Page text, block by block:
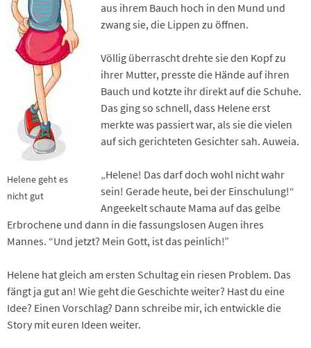
Helene geht es
nicht gut
aus ihrem Bauch hoch in den Mund und
zwang sie, die Lippen zu öffnen.
Völlig überrascht drehte sie den Kopf zu
ihrer Mutter, presste die Hände auf ihren
Bauch und kotzte ihr direkt auf die Schuhe.
Das ging so schnell, dass Helene erst
merkte was passiert war, als sie die vielen
auf sich gerichteten Gesichter sah. Auweia.
„Helene! Das darf doch wohl nicht wahr
sein! Gerade heute, bei der Einschulung!“
Angeekelt schaute Mama auf das gelbe
Erbrochene und dann in die fassungslosen Augen ihres
Mannes. “Und jetzt? Mein Gott, ist das peinlich!”
Helene hat gleich am ersten Schultag ein riesen Problem. Das
fängt ja gut an! Wie geht die Geschichte weiter? Hast du eine
Idee? Einen Vorschlag? Dann schreibe mir, ich entwickle die
Story mit euren Ideen weiter.